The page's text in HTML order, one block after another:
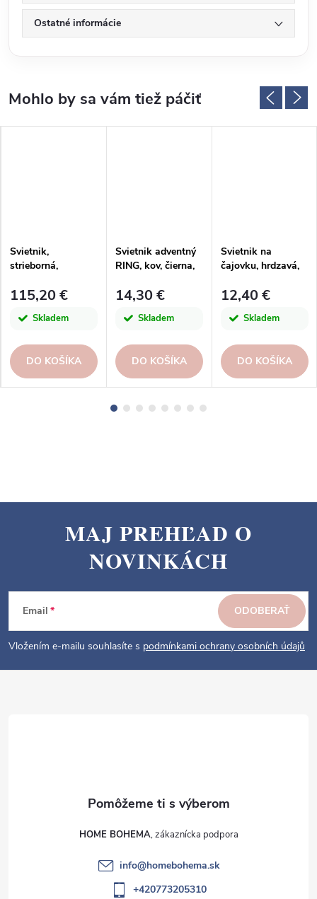
Ostatné informácie
Svietnik,
strieborná,
115,20 €
Skladem
DO KOŠÍKA
Svietnik adventný
RING, kov, čierna,
dekor
14,30 €
Skladem
DO KOŠÍKA
Svietnik na
čajovku, hrdzavá,
12,40 €
Skladem
DO KOŠÍKA
p
e
MAJ PREHĽAD O
NOVINKÁCH
Email
Vložením e-mailu souhlasíte s podmínkami ochrany osobních údajů
ODOBERAŤ
HOME BOHEMA
info@homebohema.sk
+420773205310